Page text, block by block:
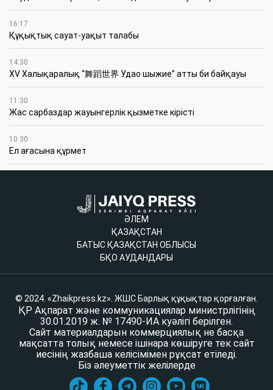
16:17
Құқықтық сауат-уақыт талабы
14:30
XV Халықаралық “舞蹈世界 Удао шыжие” атты би байқауы
11:30
Жас сарбаздар жауынгерлік қызметке кірісті
10:30
Ел ағасына құрмет
ӘЛЕМ
ҚАЗАҚСТАН
БАТЫС ҚАЗАҚСТАН ОБЛЫСЫ
БҚО АУДАНДАРЫ
© 2024. «Zhaikpress.kz». ЖШС Барлық құқықтар қорғалған.
ҚР Ақпарат және коммуникациялар министрлігінің
30.01.2019 ж. № 17490-ИА куәлігі берілген.
Сайт материалдарын коммерциялық не басқа
мақсатта толық немесе ішінара көшіруге тек сайт
иесінің жазбаша келісімімен рұқсат етіледі.
Біз әлеуметтік желілерде